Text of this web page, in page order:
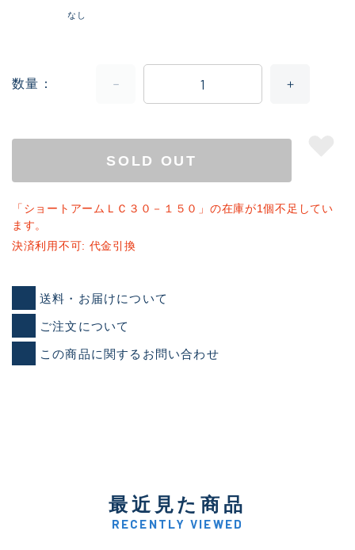
なし
数量
SOLD OUT
「ショートアームＬＣ３０－１５０」の在庫が1個不足してい
ます。
決済利用不可: 代金引換
送料・お届けについて
ご注文について
この商品に関するお問い合わせ
最近見た商品
RECENTLY VIEWED